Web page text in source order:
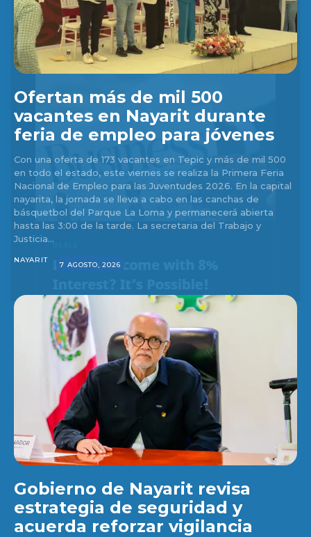
Ofertan más de mil 500
vacantes en Nayarit durante
feria de empleo para jóvenes
Con una oferta de 173 vacantes en Tepic y más de mil 500
en todo el estado, este viernes se realiza la Primera Feria
Nacional de Empleo para las Juventudes 2026. En la capital
nayarita, la jornada se lleva a cabo en las canchas de
básquetbol del Parque La Loma y permanecerá abierta
hasta las 3:00 de la tarde. La secretaria del Trabajo y
Justicia...
NAYARIT
7 AGOSTO, 2026
Gobierno de Nayarit revisa
estrategia de seguridad y
acuerda reforzar vigilancia